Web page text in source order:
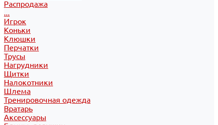
Распродажа
...
Игрок
Коньки
Клюшки
Перчатки
Трусы
Нагрудники
Щитки
Налокотники
Шлема
Тренировочная одежда
Вратарь
Аксессуары